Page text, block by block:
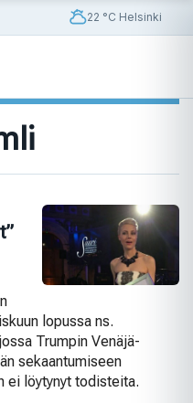
22 °C Helsinki
lopussa ns.
Trumpin Venäjä-
sekaantumiseen
ei löytynyt todisteita.